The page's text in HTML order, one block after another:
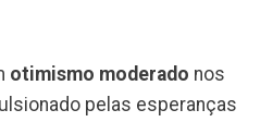
otimismo moderado nos
pelas esperanças